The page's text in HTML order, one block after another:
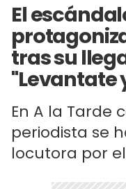
El
tras su
"Levantate
En A la Tarde
periodista se
locutora por